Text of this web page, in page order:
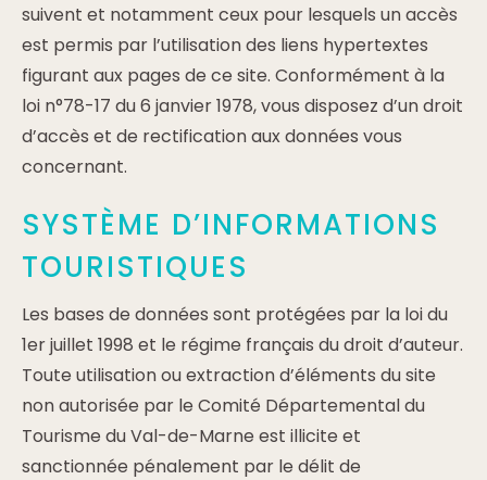
suivent et notamment ceux pour lesquels un accès
est permis par l’utilisation des liens hypertextes
figurant aux pages de ce site. Conformément à la
loi n°78-17 du 6 janvier 1978, vous disposez d’un droit
d’accès et de rectification aux données vous
concernant.
SYSTÈME D’INFORMATIONS
TOURISTIQUES
Les bases de données sont protégées par la loi du
1er juillet 1998 et le régime français du droit d’auteur.
Toute utilisation ou extraction d’éléments du site
non autorisée par le Comité Départemental du
Tourisme du Val-de-Marne est illicite et
sanctionnée pénalement par le délit de